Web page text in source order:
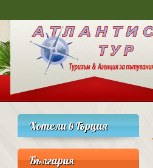
Хотели в Гърция
България